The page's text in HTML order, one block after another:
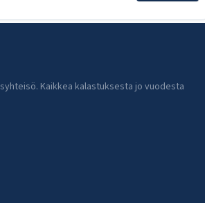
Kaikkea kalastuksesta jo vuodesta